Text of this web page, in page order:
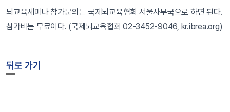
뇌교육세미나 참가문의는 국제뇌교육협회 서울사무국으로 하면 된다.
참가비는 무료이다. (국제뇌교육협회 02-3452-9046, kr.ibrea.org)
뒤로 가기